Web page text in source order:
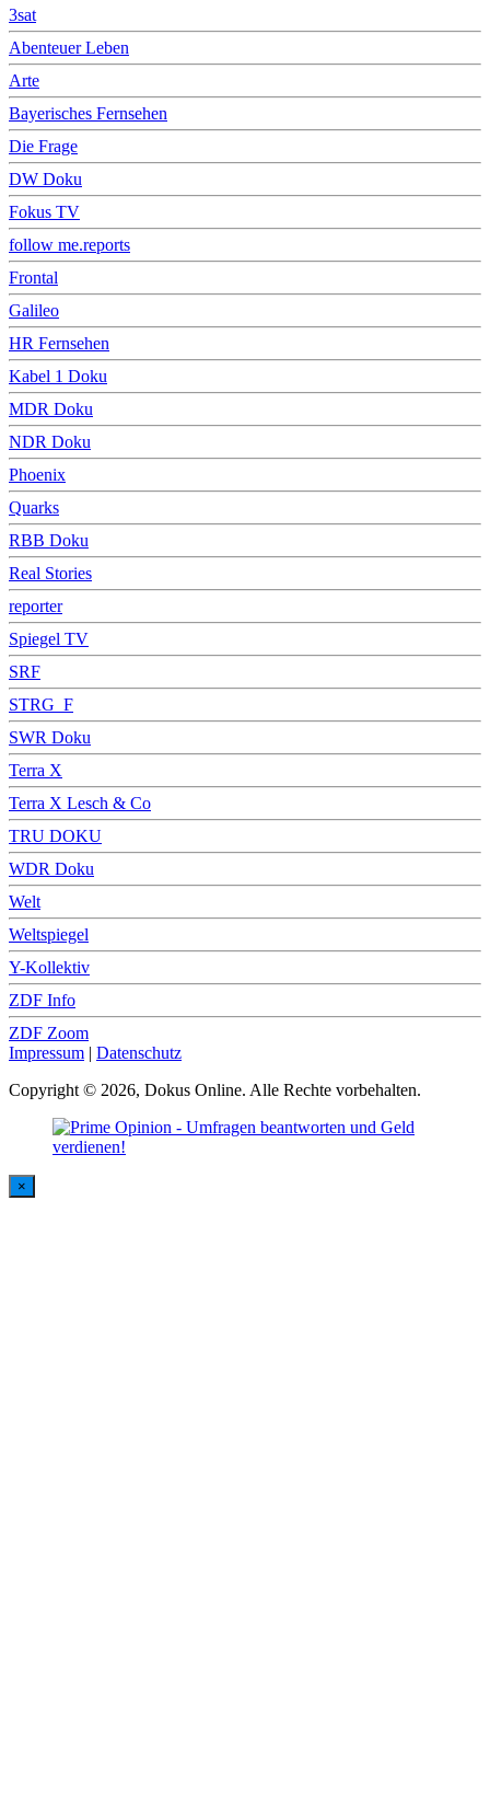
3sat
Abenteuer Leben
Arte
Bayerisches Fernsehen
Die Frage
DW Doku
Fokus TV
follow me.reports
Frontal
Galileo
HR Fernsehen
Kabel 1 Doku
MDR Doku
NDR Doku
Phoenix
Quarks
RBB Doku
Real Stories
reporter
Spiegel TV
SRF
STRG_F
SWR Doku
Terra X
Terra X Lesch & Co
TRU DOKU
WDR Doku
Welt
Weltspiegel
Y-Kollektiv
ZDF Info
ZDF Zoom
Impressum | Datenschutz
Copyright © 2026, Dokus Online. Alle Rechte vorbehalten.
×